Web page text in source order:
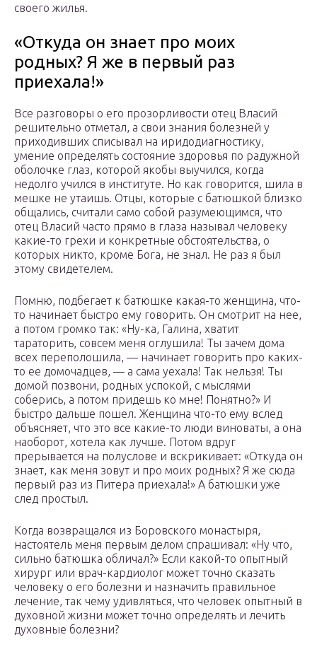
своего жилья.
«Откуда он знает про моих
родных? Я же в первый раз
приехала!»
Все разговоры о его прозорливости отец Власий
решительно отметал, а свои знания болезней у
приходивших списывал на иридодиагностику,
умение определять состояние здоровья по радужной
оболочке глаз, которой якобы выучился, когда
недолго учился в институте. Но как говорится, шила в
мешке не утаишь. Отцы, которые с батюшкой близко
общались, считали само собой разумеющимся, что
отец Власий часто прямо в глаза называл человеку
какие-то грехи и конкретные обстоятельства, о
которых никто, кроме Бога, не знал. Не раз я был
этому свидетелем.
Помню, подбегает к батюшке какая-то женщина, что-
то начинает быстро ему говорить. Он смотрит на нее,
а потом громко так: «Ну-ка, Галина, хватит
тараторить, совсем меня оглушила! Ты зачем дома
всех переполошила, — начинает говорить про каких-
то ее домочадцев, — а сама уехала! Так нельзя! Ты
домой позвони, родных успокой, с мыслями
соберись, а потом придешь ко мне! Понятно?» И
быстро дальше пошел. Женщина что-то ему вслед
объясняет, что это все какие-то люди виноваты, а она
наоборот, хотела как лучше. Потом вдруг
прерывается на полуслове и вскрикивает: «Откуда он
знает, как меня зовут и про моих родных? Я же сюда
первый раз из Питера приехала!» А батюшки уже
след простыл.
Когда возвращался из Боровского монастыря,
настоятель меня первым делом спрашивал: «Ну что,
сильно батюшка обличал?» Если какой-то опытный
хирург или врач-кардиолог может точно сказать
человеку о его болезни и назначить правильное
лечение, так чему удивляться, что человек опытный в
духовной жизни может точно определять и лечить
духовные болезни?